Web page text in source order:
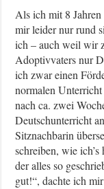
Als ich mit 8
mir leider nur rund
ich – auch weil wir
Adoptivvaters nur
ich zwar einen
normalen
nach ca. zwei
Deutschunterricht
Sitznachbarin
schreiben, wie
der alles so
gut!“, dachte ich